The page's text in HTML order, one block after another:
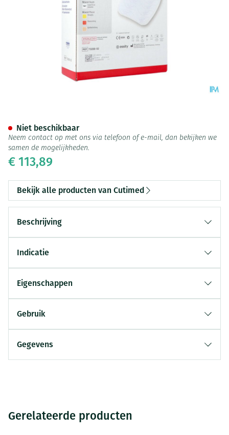
€ 113,89
Niet beschikbaar
Neem contact op met ons via telefoon of e-mail, dan bekijken we
samen de mogelijkheden.
Bekijk alle producten van Cutimed
Beschrijving
Indicatie
Eigenschappen
Gebruik
Gegevens
Gerelateerde producten